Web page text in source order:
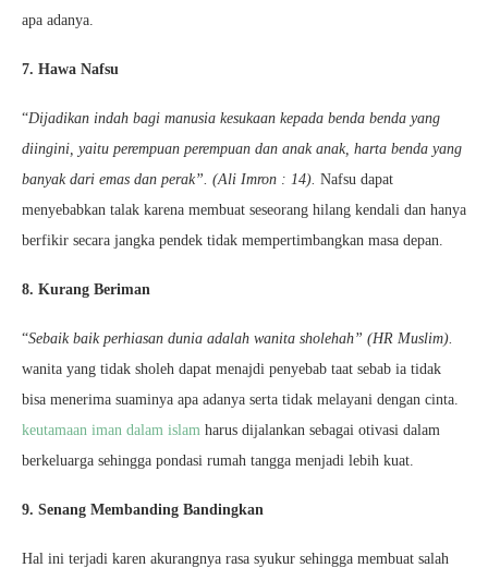
apa adanya.
7. Hawa Nafsu
“Dijadikan indah bagi manusia kesukaan kepada benda benda yang
diingini, yaitu perempuan perempuan dan anak anak, harta benda yang
banyak dari emas dan perak”. (Ali Imron : 14). Nafsu dapat
menyebabkan talak karena membuat seseorang hilang kendali dan hanya
berfikir secara jangka pendek tidak mempertimbangkan masa depan.
8. Kurang Beriman
“Sebaik baik perhiasan dunia adalah wanita sholehah” (HR Muslim).
wanita yang tidak sholeh dapat menajdi penyebab taat sebab ia tidak
bisa menerima suaminya apa adanya serta tidak melayani dengan cinta.
keutamaan iman dalam islam harus dijalankan sebagai otivasi dalam
berkeluarga sehingga pondasi rumah tangga menjadi lebih kuat.
9. Senang Membanding Bandingkan
Hal ini terjadi karen akurangnya rasa syukur sehingga membuat salah